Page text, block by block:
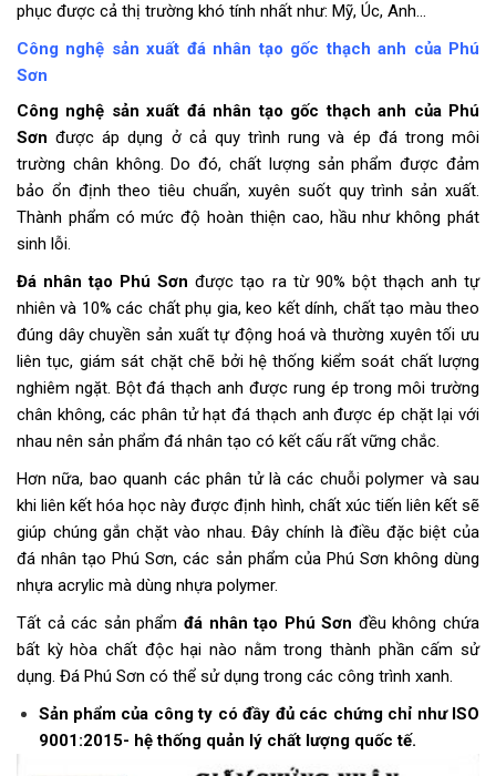
phục được cả thị trường khó tính nhất như: Mỹ, Úc, Anh…
Công nghệ sản xuất đá nhân tạo gốc thạch anh của Phú
Sơn
Công nghệ sản xuất đá nhân tạo gốc thạch anh của Phú
Sơnđược áp dụng ở cả quy trình rung và ép đá trong môi
trường chân không. Do đó, chất lượng sản phẩm được đảm
bảo ổn định theo tiêu chuẩn, xuyên suốt quy trình sản xuất.
Thành phẩm có mức độ hoàn thiện cao, hầu như không phát
sinh lỗi.
Đá nhân tạo Phú Sơnđược tạo ra từ 90% bột thạch anh tự
nhiên và 10% các chất phụ gia, keo kết dính, chất tạo màu theo
đúng dây chuyền sản xuất tự động hoá và thường xuyên tối ưu
liên tục, giám sát chặt chẽ bởi hệ thống kiểm soát chất lượng
nghiêm ngặt. Bột đá thạch anh được rung ép trong môi trường
chân không,các phân tử hạt đá thạch anh được ép chặt lại với
nhau nên sản phẩm đá nhân tạo có kết cấu rất vững chắc.
Hơn nữa, bao quanh các phân tử là các chuỗi polymer và sau
khi liên kết hóa học này được định hình, chất xúc tiến liên kết sẽ
giúp chúng gắn chặt vào nhau. Đây chính là điều đặc biệt của
đá nhân tạo Phú Sơn,các sản phẩm của Phú Sơn không dùng
nhựa acrylic mà dùng nhựa polymer.
Tất cả các sản phẩm đá nhân tạo Phú Sơn đều không chứa
bất kỳ hòa chất độc hại nào nằm trong thành phần cấm sử
dụng. Đá Phú Sơn có thể sử dụng trong các công trình xanh.
Sản phẩm của công ty có đầy đủ các chứng chỉ như ISO
9001:2015- hệ thống quản lý chất lượng quốc tế.